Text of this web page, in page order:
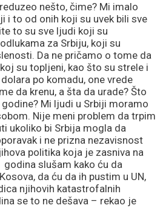
nešto, čime? Mi imalo
i to od onih koji su uvek bili sve
to su sve ljudi koji su
za Srbiju, koji su
Da ne pričamo o tome da
su topljeni, kao što su strele i
po komadu, one vrede
da krenu, a šta da urade? Što
Mi ljudi u Srbiji moramo
Nije meni problem da trpim
ukoliko bi Srbija mogla da
i ne prizna nezavisnost
politika koja je zasniva na
godina slušam kako ću da
da ću da ih pustim u UN,
njihovih katastrofalnih
se to ne dešava – rekao je